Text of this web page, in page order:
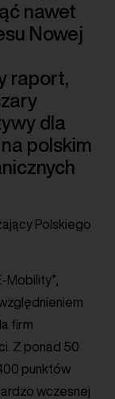
nawet
Nowej
raport,
dla
polskim
Polskiego
Mobility”,
firm
Z ponad 50
punktów
wczesnej